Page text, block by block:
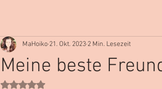
Meine beste
MaHoiko 21. Okt. 2023 2 Min. Lesezeit
Mit NaN von 5 Sternen bewertet.